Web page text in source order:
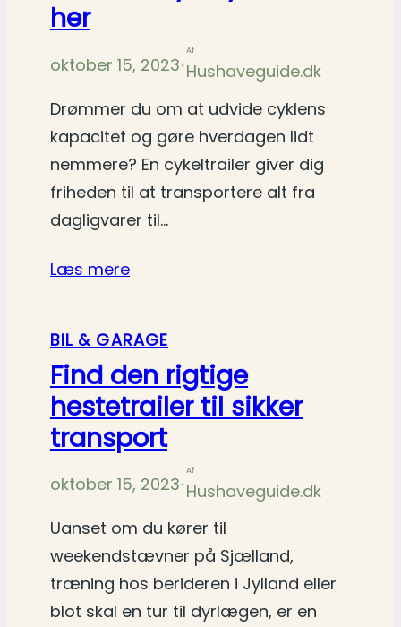
her
oktober 15, 2023•
Af
Hushaveguide.dk
Drømmer du om at udvide cyklens
kapacitet og gøre hverdagen lidt
nemmere? En cykeltrailer giver dig
friheden til at transportere alt fra
dagligvarer til…
Læs mere
BIL & GARAGE
Find den rigtige
hestetrailer til sikker
transport
oktober 15, 2023•
Af
Hushaveguide.dk
Uanset om du kører til
weekendstævner på Sjælland,
træning hos berideren i Jylland eller
blot skal en tur til dyrlægen, er en